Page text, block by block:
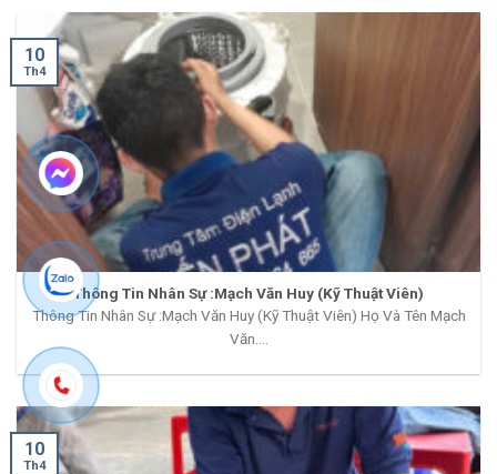
Thông Tin Nhân Sự :Mạch Văn Huy (Kỹ Thuật Viên)
Thông Tin Nhân Sự :Mạch Văn Huy (Kỹ Thuật Viên) Họ Và Tên Mạch
Văn....
10
Th4
10
Th4